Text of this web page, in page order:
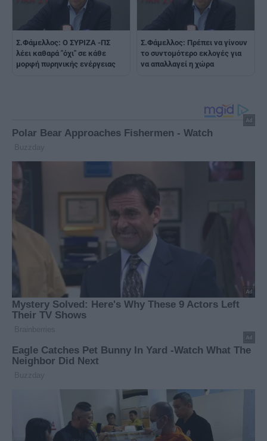
Σ.Φάμελλος: Ο ΣΥΡΙΖΑ -ΠΣ
λέει καθαρά "όχι" σε κάθε
μορφή πυρηνικής ενέργειας
Σ.Φάμελλος: Πρέπει να γίνουν
το συντομότερο εκλογές για
να απαλλαγεί η χώρα